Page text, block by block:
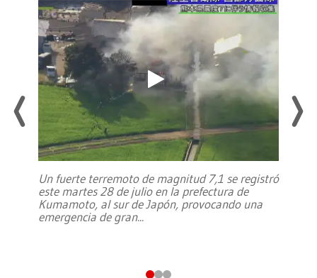
Un fuerte terremoto de magnitud 7,1 se registró
este martes 28 de julio en la prefectura de
Kumamoto, al sur de Japón, provocando una
emergencia de gran...